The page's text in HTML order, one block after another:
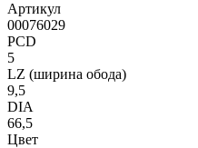
Артикул
00076029
PCD
5
LZ (ширина обода)
9,5
DIA
66,5
Цвет